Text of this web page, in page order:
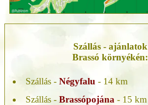
Szállás - ajánlatok
Brassó környékén:
Szállás - Négyfalu - 14 km
Szállás - Brassópojána - 15 km